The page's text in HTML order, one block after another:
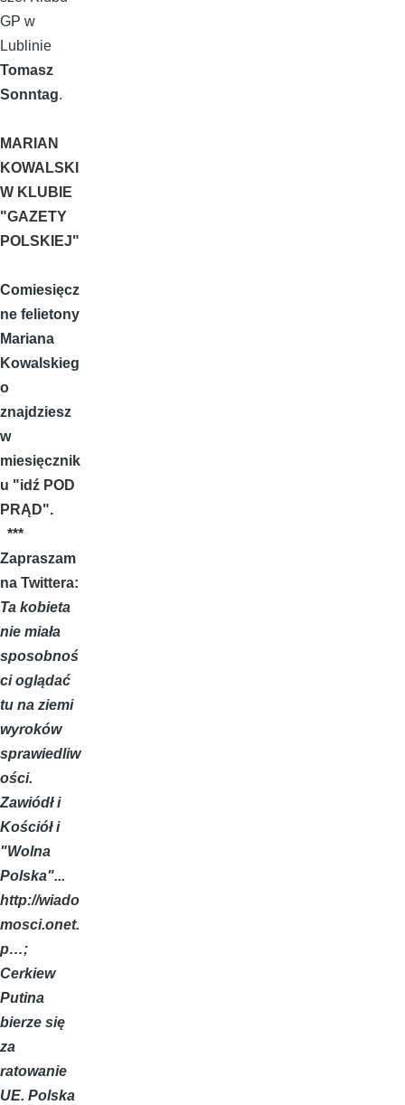
GP w
Lublinie
Tomasz
Sonntag.
MARIAN
KOWALSKI
W KLUBIE
"GAZETY
POLSKIEJ"
Comiesięcz
ne felietony
Mariana
Kowalskieg
o
znajdziesz
w
miesięcznik
u "idź POD
PRĄD".
***
Zapraszam
na Twittera:
Ta kobieta
nie miała
sposobnoś
ci oglądać
tu na ziemi
wyroków
sprawiedliw
ości.
Zawiódł i
Kościół i
"Wolna
Polska"...
http://wiado
mosci.onet.
p…;
Cerkiew
Putina
bierze się
za
ratowanie
UE. Polska